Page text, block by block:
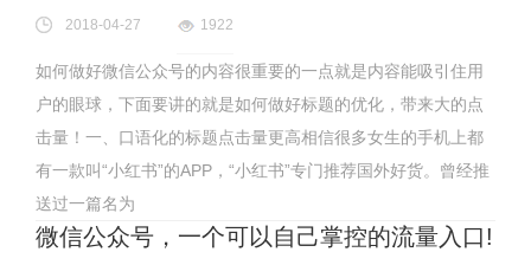
2018-04-27 1922
如何做好微信公众号的内容很重要的一点就是内容能吸引住用
户的眼球，下面要讲的就是如何做好标题的优化，带来大的点
击量！一、口语化的标题点击量更高相信很多女生的手机上都
有一款叫“小红书”的APP，“小红书”专门推荐国外好货。曾经推
送过一篇名为
微信公众号，一个可以自己掌控的流量入口!